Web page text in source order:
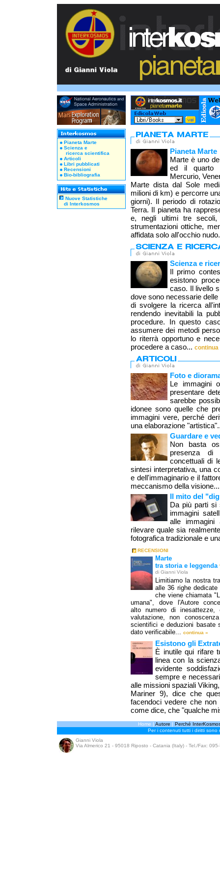
Pianeta Marte
Scienza e
ricerca scientifica
Articoli
Libri pubblicati
Recensioni
Bio-bibliografia
Nuove Statistiche
di Interkosmos
Pianeta Marte
Marte è uno
ed il quarto
Mercurio,
Marte dista dal Sole
milioni di km) e percorre
giorni). Il periodo di
Terra. Il pianeta ha
e, negli ultimi tre
strumentazioni ottiche,
affidata solo all'occhio
Scienza e
Il primo
esistono
caso. Il livello
dove sono necessarie
di svolgere la ricerca
rendendo inevitabili la
procedure. In questo
assumere dei metodi
lo riterrà opportuno e
procedere a caso... continua
Foto e
Le immagini
presentare
sarebbe
idonee sono quelle che
immagini vere, perché
una elaborazione
Guardare e
Non basta
presenza di
concettuali di
sintesi interpretativa, una
e dell'immaginario e il
meccanismo della
Il mito del
Da più parti si
immagini
alle immagini
rilevare quale sia
fotografica tradizionale e
RECENSIONI
Marte
tra storia e leggenda
di Gianni Viola
Limitiamo la nostra
alle 36 righe dedicate
che viene chiamata
umana", dove l'Autore
alto numero di inesattezze,
valutazione, non
scientifici e deduzioni basate
dato verificabile... continua »
Esistono gli
È inutile qui rifare
linea con la
evidente
sempre e
alle missioni spaziali
Mariner 9), dice che
facendoci vedere che
come dice, che "qualche
Home | Autore | Perché
Per i contenuti tutti i diritti sono
Gianni Viola
Via Almerico 21 - 95018 Riposto - Catania (Italy) - Tel./Fax: